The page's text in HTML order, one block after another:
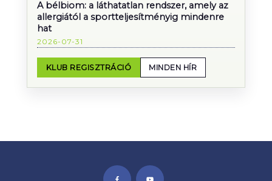
A bélbiom: a láthatatlan rendszer, amely az
allergiától a sportteljesítményig mindenre
hat
2026-07-31
KLUB REGISZTRÁCIÓ MINDEN HÍR